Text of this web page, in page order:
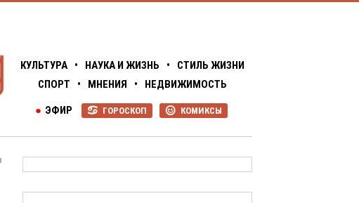
КУЛЬТУРА • НАУКА И ЖИЗНЬ •
СТИЛЬ ЖИЗНИ
СПОРТ
• МНЕНИЯ • НЕДВИЖИМОСТЬ
P КОМИКСЫ
R ГОРОСКОП
● ЭФИР